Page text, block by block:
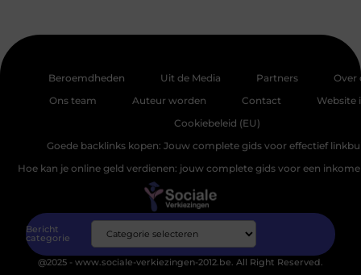
Beroemdheden Uit de Media Partners
Over
Ons team
Auteur worden Contact
Website
Cookiebeleid (EU)
Goede backlinks kopen: Jouw complete gids voor effectief
Hoe kan je online geld verdienen: jouw complete gids voor een
Bericht
categorie
@2025 - www.sociale-verkiezingen-2012.be. All Right Reserved.